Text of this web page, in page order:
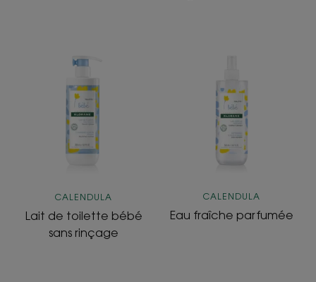
de
toilette
bébé
sans
rinçage
CALENDULA
Lait de toilette bébé
sans rinçage
parfumée
CALENDULA
Eau fraîche parfumée